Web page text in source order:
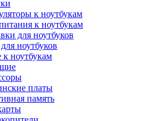
к ноутбукам
к ноутбукам
для ноутбуков
ноутбуков
к ноутбукам
платы
память